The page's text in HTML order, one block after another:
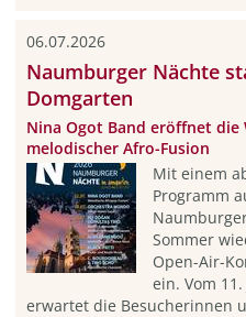
06.07.2026
Naumburger Nächte
Domgarten
Nina Ogot Band eröffnet
melodischer Afro-Fusion
Mit einem
Programm
Sommer
Open-Air-
ein. Vom
erwartet die Besucherinnen